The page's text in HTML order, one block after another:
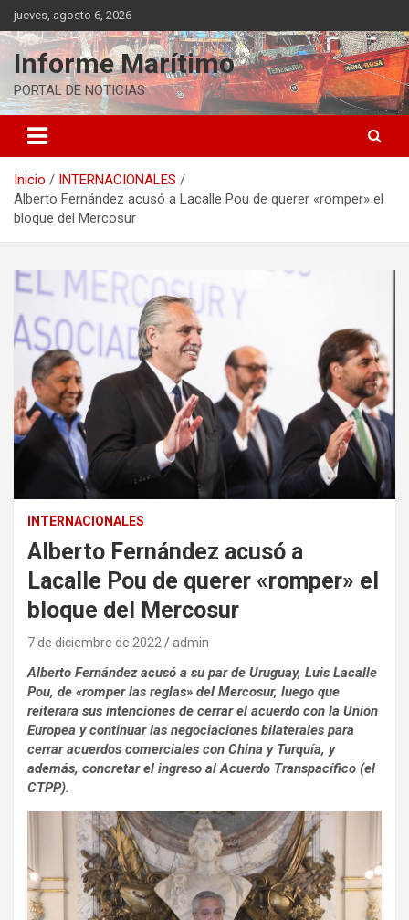
Saltar
al
contenido
jueves, agosto 6, 2026
Informe Marítimo
PORTAL DE NOTICIAS
Inicio
INTERNACIONALES
Alberto Fernández acusó a Lacalle Pou de querer «romper» el
bloque del Mercosur
INTERNACIONALES
Alberto Fernández acusó a
Lacalle Pou de querer «romper» el
bloque del Mercosur
7 de diciembre de 2022 admin
Alberto Fernández acusó a su par de Uruguay, Luis Lacalle
Pou, de «romper las reglas» del Mercosur, luego que
reiterara sus intenciones de cerrar el acuerdo con la Unión
Europea y continuar las negociaciones bilaterales para
cerrar acuerdos comerciales con China y Turquía, y
además, concretar el ingreso al Acuerdo Transpacífico (el
CTPP).